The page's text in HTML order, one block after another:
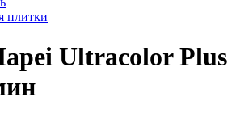
плитки
Ultracolor Plus